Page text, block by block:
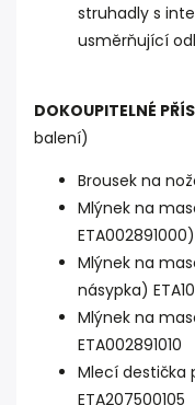
struhadly s
usměrňující
DOKOUPITELNÉ
balení)
Brousek na
Mlýnek na
ETA002891000)
Mlýnek na
násypka)
Mlýnek na
ETA002891010
Mlecí destička
ETA207500105